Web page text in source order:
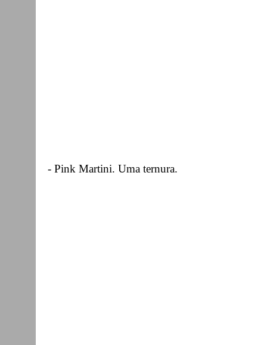
- Pink Martini. Uma ternura.